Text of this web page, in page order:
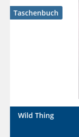
Taschenbuch
Wild Thing